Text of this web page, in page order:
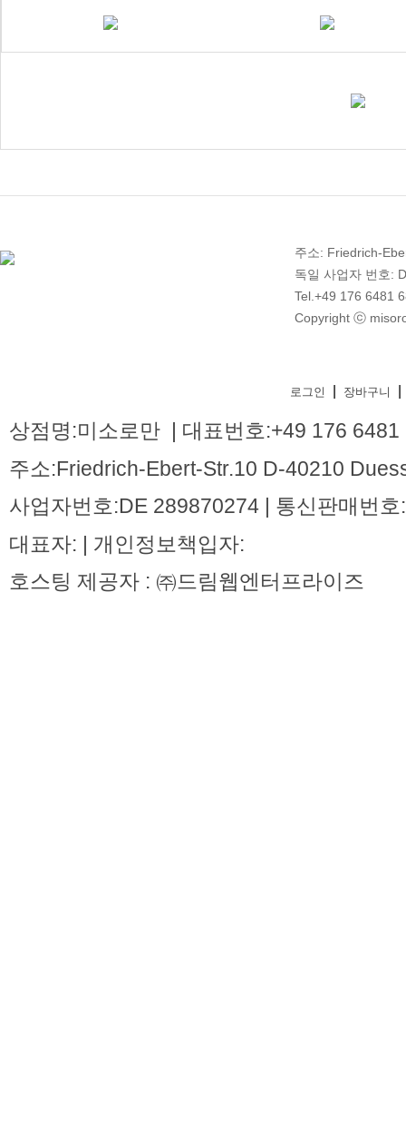
주소: Friedrich-
독일 사업자 번호:
Tel.+49 176 6481
Copyright ⓒ
로그인 장바구니
상점명:미소로만 | 대표번호:+49 176 6481
주소:Friedrich-Ebert-Str.10 D-40210
사업자번호:DE 289870274 | 통신판매번호:
대표자: | 개인정보책입자:
호스팅 제공자 : ㈜드림웹엔터프라이즈